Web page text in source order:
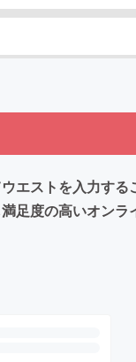
エストを入力す
度の高いオンラ